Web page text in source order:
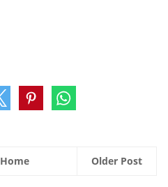
Older Post
Home